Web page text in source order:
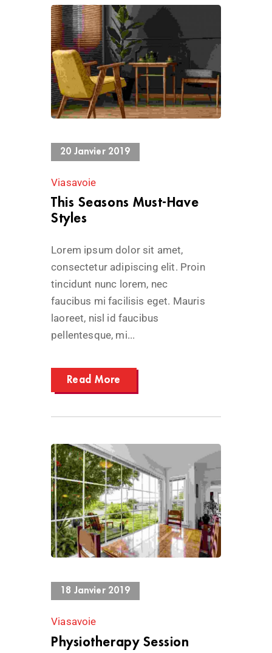
624 Views
20 Janvier 2019
Viasavoie
This Seasons Must-Have
Styles
Lorem ipsum dolor sit amet,
consectetur adipiscing elit. Proin
tincidunt nunc lorem, nec
faucibus mi facilisis eget. Mauris
laoreet, nisl id faucibus
pellentesque, mi...
Read More
893 Views
18 Janvier 2019
Viasavoie
Physiotherapy Session